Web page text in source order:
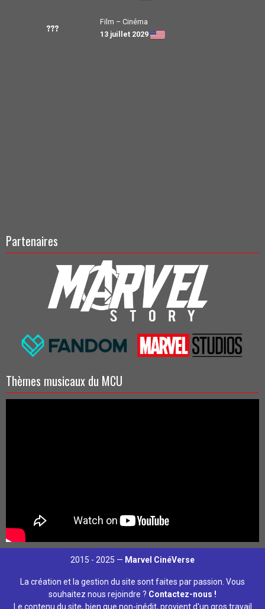
???
Film – Cinéma
13 juillet 2029
Partenaires
Thèmes musicaux du MCU
2015 - 2025 — Marvel CinéVerse
La création et la gestion du site sont faites par passion. Vous
souhaitez nous rejoindre ? Contactez-nous !
Le contenu du site, bien que non-inédit, provient d'un gros travail